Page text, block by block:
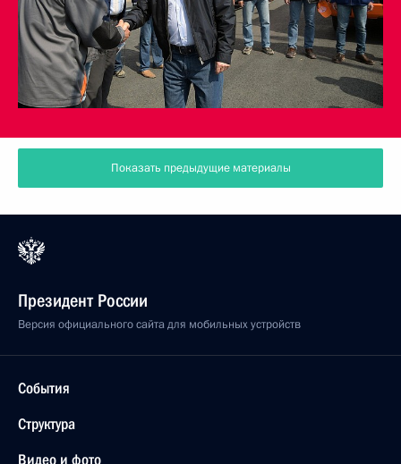
Показать предыдущие материалы
Президент России
Версия официального сайта для мобильных устройств
События
Структура
Видео и фото